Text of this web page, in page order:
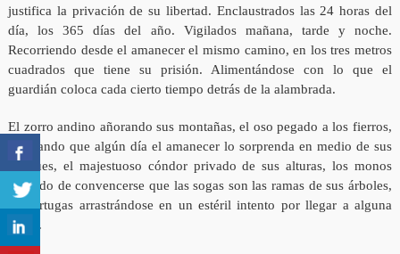
justifica la privación de su libertad. Enclaustrados las 24 horas del
día, los 365 días del año. Vigilados mañana, tarde y noche.
Recorriendo desde el amanecer el mismo camino, en los tres metros
cuadrados que tiene su prisión. Alimentándose con lo que el
guardián coloca cada cierto tiempo detrás de la alambrada.
El zorro andino añorando sus montañas, el oso pegado a los fierros,
esperando que algún día el amanecer lo sorprenda en medio de sus
bosques, el majestuoso cóndor privado de sus alturas, los monos
tratando de convencerse que las sogas son las ramas de sus árboles,
las tortugas arrastrándose en un estéril intento por llegar a alguna
playa.